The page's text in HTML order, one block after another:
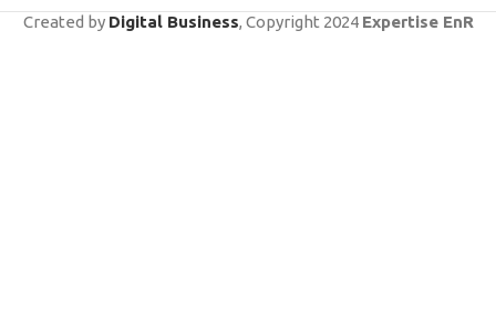
Created by Digital Business, Copyright 2024 Expertise EnR